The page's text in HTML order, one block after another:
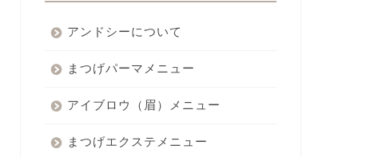
アンドシーについて
まつげパーマメニュー
アイブロウ（眉）メニュー
まつげエクステメニュー